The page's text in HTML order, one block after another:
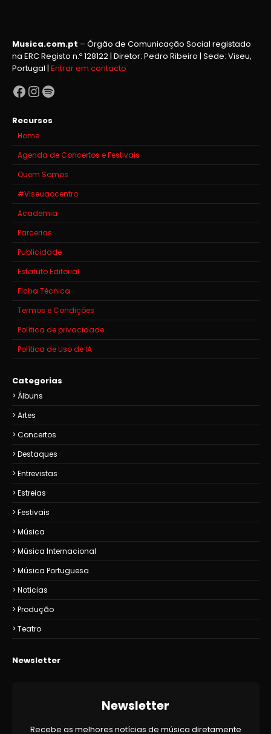
Musica.com.pt – Órgão de Comunicação Social registado
na ERC Registo n.º 128122 | Diretor: Pedro Ribeiro | Sede: Viseu,
Portugal | Entrar em contacto
Facebook
Instagram
Spotify
Recursos
Home
Agenda de Concertos e Festivais
Quem Somos
#Viseuaocentro
Academia
Parcerias
Publicidade
Estatuto Editorial
Ficha Técnica
Termos e Condições
Política de privacidade
Política de Uso de IA
Categorias
Álbuns
Artes
Concertos
Destaques
Entrevistas
Estreias
Festivais
Música
Música Internacional
Música Portuguesa
Noticias
Produção
Teatro
Newsletter
Newsletter
Recebe as melhores notícias de música diretamente